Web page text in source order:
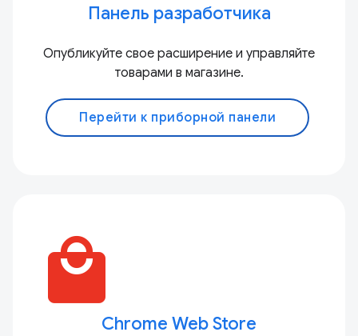
Панель разработчика
Опубликуйте свое расширение и управляйте
товарами в магазине.
Перейти к приборной панели
local_mall
Chrome Web Store